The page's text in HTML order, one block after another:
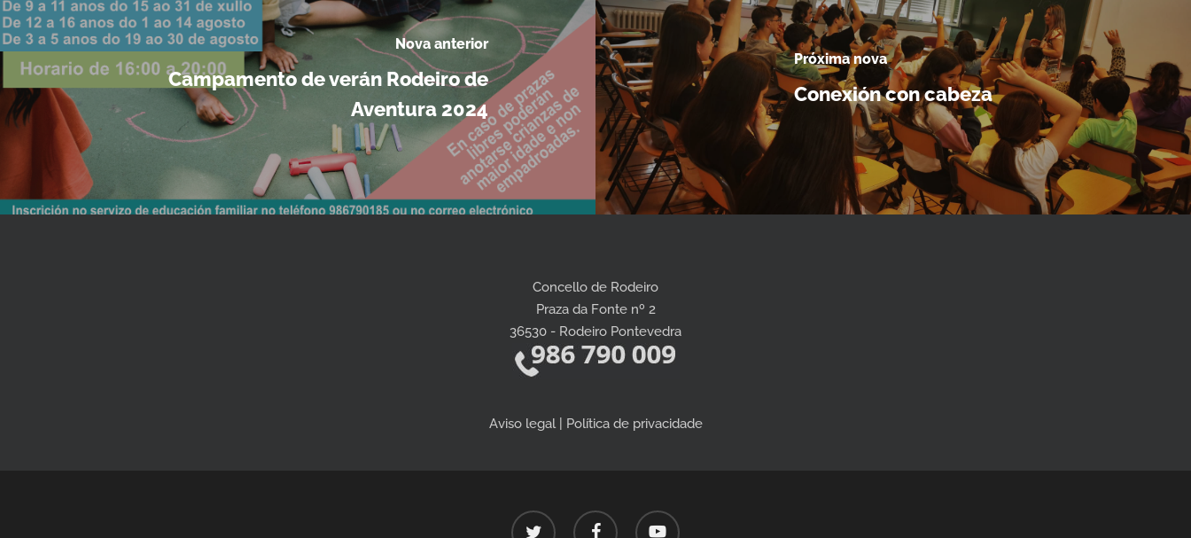
Nova anterior
Campamento de verán Rodeiro de
Aventura 2024
Próxima nova
Conexión con cabeza
Concello de Rodeiro
Praza da Fonte nº 2
36530 - Rodeiro Pontevedra
Aviso legal | Política de privacidade
twitter facebook youtube